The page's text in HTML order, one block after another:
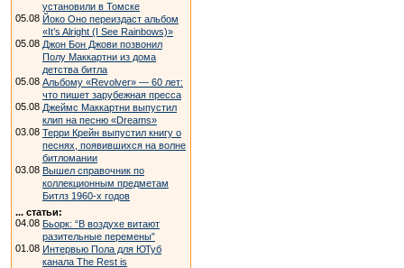
установили в Томске
05.08 Йоко Оно переиздаст альбом
«It’s Alright (I See Rainbows)»
05.08 Джон Бон Джови позвонил
Полу Маккартни из дома
детства битла
05.08 Альбому «Revolver» — 60 лет:
что пишет зарубежная пресса
05.08 Джеймс Маккартни выпустил
клип на песню «Dreams»
03.08 Терри Крейн выпустил книгу о
песнях, появившихся на волне
битломании
03.08 Вышел справочник по
коллекционным предметам
Битлз 1960-х годов
... статьи:
04.08 Бьорк: “В воздухе витают
разительные перемены”
01.08 Интервью Пола для ЮТуб
канала The Rest is